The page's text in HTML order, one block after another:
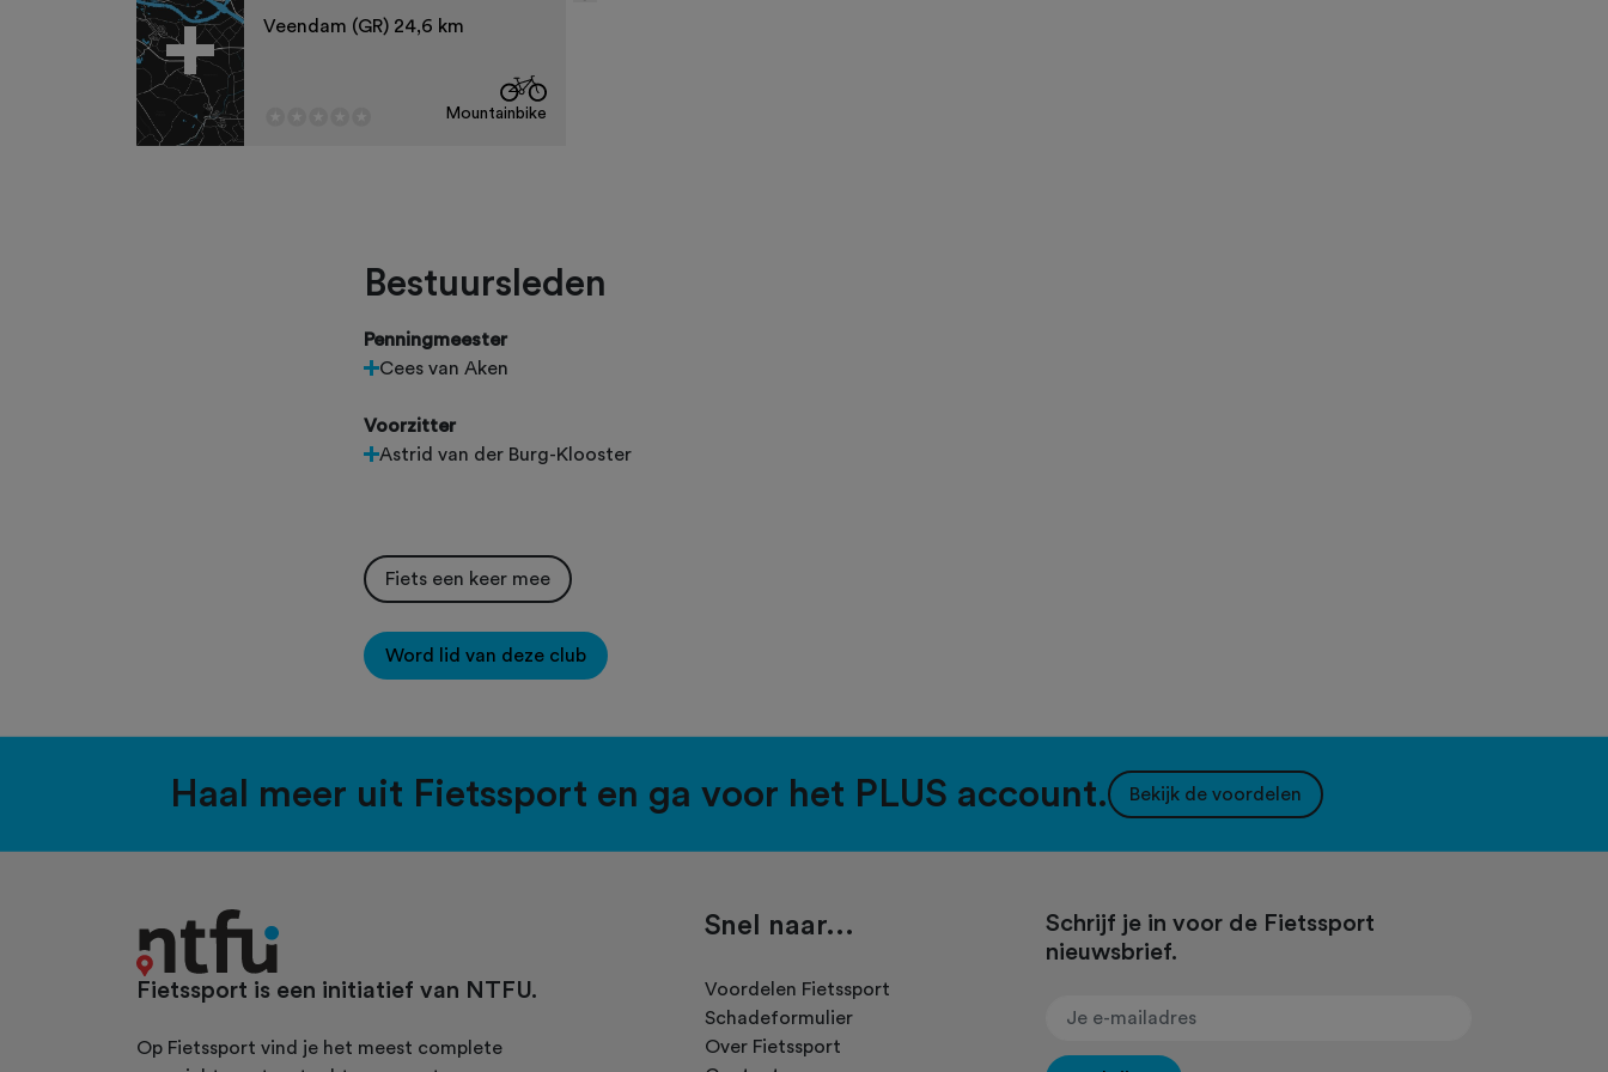
Veendam (GR) 24,6 km
Mountainbike
Bestuursleden
Penningmeester
Cees van Aken
Voorzitter
Astrid van der Burg-Klooster
Fiets een keer mee
Word lid van deze club
Haal meer uit Fietssport en ga voor het PLUS account. Bekijk de voordelen
Fietssport is een initiatief van NTFU.
Op Fietssport vind je het meest complete
Snel naar...
Voordelen Fietssport
Schadeformulier
Over Fietssport
Schrijf je in voor de Fietssport
nieuwsbrief.